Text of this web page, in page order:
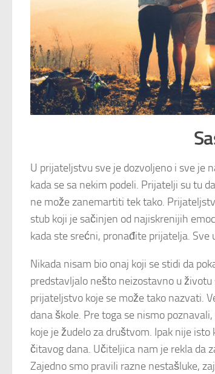
U prijateljstvu sve je dozvoljeno i sve je
kada se sa nekim podeli. Prijatelji su tu
ne može zanemartiti tek tako.
stub koji je sačinjen od najiskrenijih
kada ste srećni, pronađite prijatelja.
Nikada nisam bio onaj koji se stidi da
predstavljalo nešto neizostavno u životu
prijateljstvo koje se može tako nazvati.
dana škole. Pre toga se nismo
koje je žudelo za društvom. Ipak nije
čitavog dana. Učiteljica nam je rekla da
Zajedno smo pravili razne nestašluke,